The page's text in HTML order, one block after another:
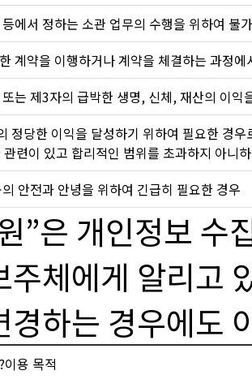
에서 정하는 소관 업무의 수행을 위하여 불
계약을 이행하거나 계약을 체결하는 과정
는 제3자의 급박한 생명, 신체, 재산의 이익
정당한 이익을 달성하기 위하여 필요한 경
련이 있고 합리적인 범위를 초과하지 아니
안전과 안녕을 위하여 긴급히 필요한 경우
”은 개인정보 수
주체에게 알리고
경하는 경우에도
용 목적